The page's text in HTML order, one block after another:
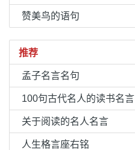
赞美鸟的语句
推荐
孟子名言名句
100句古代名人的读书名言
关于阅读的名人名言
人生格言座右铭